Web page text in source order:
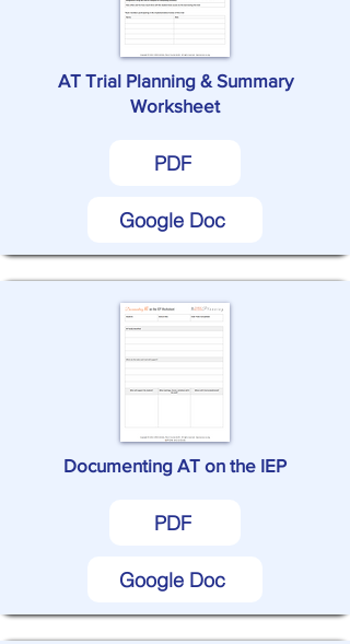
AT Trial Planning & Summary
Worksheet
PDF
Google Doc
Documenting AT on the IEP
PDF
Google Doc